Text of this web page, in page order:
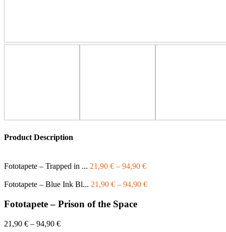
Product Description
Fototapete – Trapped in ... 21,90 € – 94,90 €
Fototapete – Blue Ink Bl... 21,90 € – 94,90 €
Fototapete – Prison of the Space
21,90 € – 94,90 €